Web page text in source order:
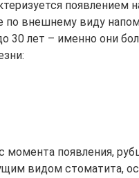
появлением
по внешнему виду
30 лет – именно они
появления,
видом стоматита,